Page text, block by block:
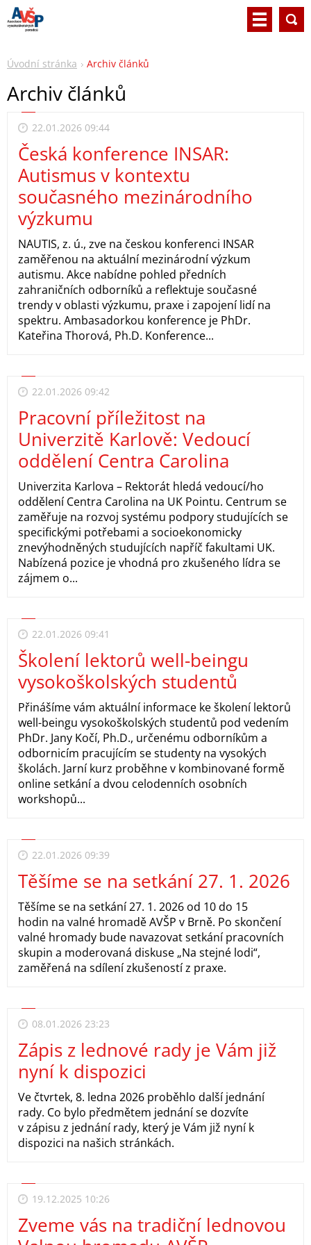
Úvodní stránka Archiv článků
Archiv článků
22.01.2026 09:44
Česká konference INSAR:
Autismus v kontextu
současného mezinárodního
výzkumu
NAUTIS, z. ú., zve na českou konferenci INSAR
zaměřenou na aktuální mezinárodní výzkum
autismu. Akce nabídne pohled předních
zahraničních odborníků a reflektuje současné
trendy v oblasti výzkumu, praxe i zapojení lidí na
spektru. Ambasadorkou konference je PhDr.
Kateřina Thorová, Ph.D. Konference...
22.01.2026 09:42
Pracovní příležitost na
Univerzitě Karlově: Vedoucí
oddělení Centra Carolina
Univerzita Karlova – Rektorát hledá vedoucí/ho
oddělení Centra Carolina na UK Pointu. Centrum se
zaměřuje na rozvoj systému podpory studujících se
specifickými potřebami a socioekonomicky
znevýhodněných studujících napříč fakultami UK.
Nabízená pozice je vhodná pro zkušeného lídra se
zájmem o...
22.01.2026 09:41
Školení lektorů well-beingu
vysokoškolských studentů
Přinášíme vám aktuální informace ke školení lektorů
well-beingu vysokoškolských studentů pod vedením
PhDr. Jany Kočí, Ph.D., určenému odborníkům a
odbornicím pracujícím se studenty na vysokých
školách. Jarní kurz proběhne v kombinované formě
online setkání a dvou celodenních osobních
workshopů...
22.01.2026 09:39
Těšíme se na setkání 27. 1. 2026
Těšíme se na setkání 27. 1. 2026 od 10 do 15
hodin na valné hromadě AVŠP v Brně. Po skončení
valné hromady bude navazovat setkání pracovních
skupin a moderovaná diskuse „Na stejné lodi“,
zaměřená na sdílení zkušeností z praxe.
08.01.2026 23:23
Zápis z lednové rady je Vám již
nyní k dispozici
Ve čtvrtek, 8. ledna 2026 proběhlo další jednání
rady. Co bylo předmětem jednání se dozvíte
v zápisu z jednání rady, který je Vám již nyní k
dispozici na našich stránkách.
19.12.2025 10:26
Zveme vás na tradiční lednovou